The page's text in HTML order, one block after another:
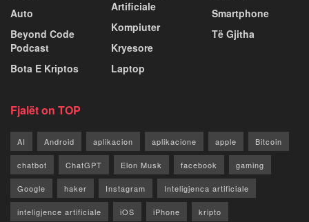
Auto
Beyond Code
Podcast
Bota E Kriptos
Artificiale
Kompiuter
Kryesore
Laptop
Smartphone
Të Gjitha
Fjalët on TOP
AI Android aplikacion aplikacione apple Bitcoin
chatbot ChatGPT Elon Musk facebook gaming
Google haker Instagram Inteligjenca artificiale
inteligjence artificiale iOS iPhone kripto